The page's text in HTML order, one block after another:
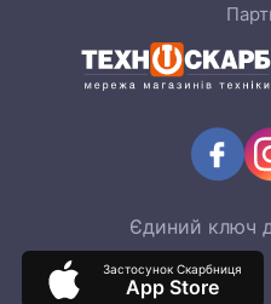
Єдиний ключ
Застосунок Скарбниця
App Store